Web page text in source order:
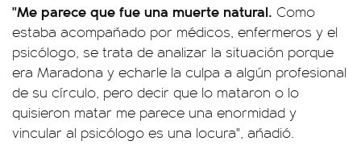
"Me parece que fue una muerte natural. Como
estaba acompañado por médicos, enfermeros y el
psicólogo, se trata de analizar la situación porque
era Maradona y echarle la culpa a algún profesional
de su círculo, pero decir que lo mataron o lo
quisieron matar me parece una enormidad y
vincular al psicólogo es una locura", añadió.